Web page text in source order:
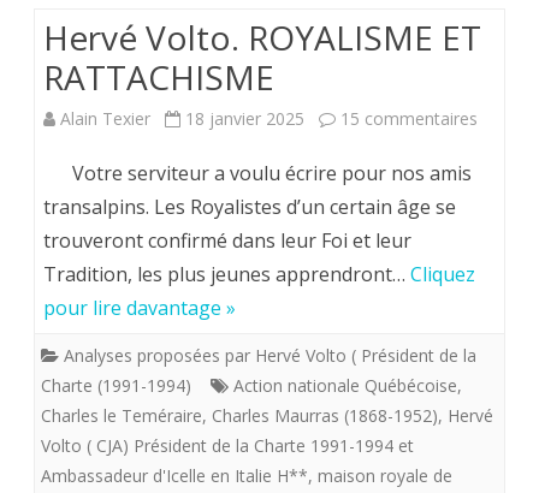
Hervé Volto. ROYALISME ET
RATTACHISME
Alain Texier 18 janvier 2025 15 commentaires
Votre serviteur a voulu écrire pour nos amis
transalpins. Les Royalistes d’un certain âge se
trouveront confirmé dans leur Foi et leur
Tradition, les plus jeunes apprendront… Cliquez
pour lire davantage »
Analyses proposées par Hervé Volto ( Président de la
Charte (1991-1994)
Action nationale Québécoise,
Charles le Teméraire, Charles Maurras (1868-1952), Hervé
Volto ( CJA) Président de la Charte 1991-1994 et
Ambassadeur d'Icelle en Italie H**, maison royale de